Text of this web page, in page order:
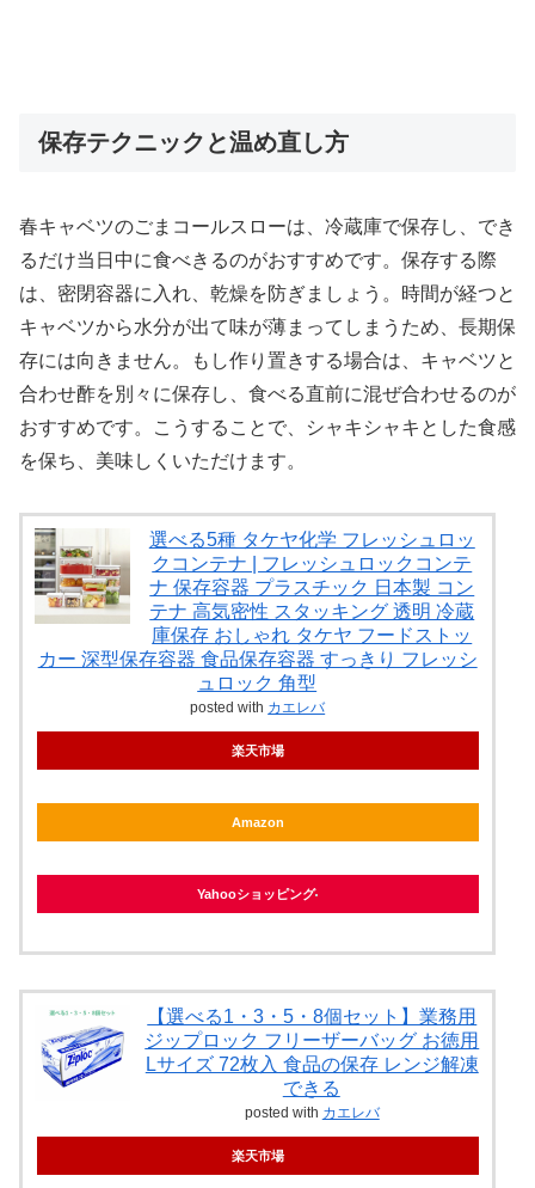
保存テクニックと温め直し方
春キャベツのごまコールスローは、冷蔵庫で保存し、でき
るだけ当日中に食べきるのがおすすめです。保存する際
は、密閉容器に入れ、乾燥を防ぎましょう。時間が経つと
キャベツから水分が出て味が薄まってしまうため、長期保
存には向きません。もし作り置きする場合は、キャベツと
合わせ酢を別々に保存し、食べる直前に混ぜ合わせるのが
おすすめです。こうすることで、シャキシャキとした食感
を保ち、美味しくいただけます。
選べる5種 タケヤ化学 フレッシュロッ
クコンテナ | フレッシュロックコンテ
ナ 保存容器 プラスチック 日本製 コン
テナ 高気密性 スタッキング 透明 冷蔵
庫保存 おしゃれ タケヤ フードストッ
カー 深型保存容器 食品保存容器 すっきり フレッシ
ュロック 角型
posted with カエレバ
楽天市場
Amazon
Yahooショッピング
【選べる1・3・5・8個セット】業務用
ジップロック フリーザーバッグ お徳用
Lサイズ 72枚入 食品の保存 レンジ解凍
できる
posted with カエレバ
楽天市場